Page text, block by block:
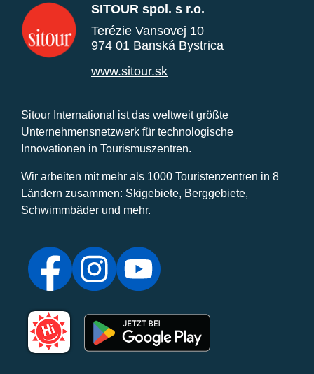
SITOUR spol. s r.o.
Terézie Vansovej 10
974 01 Banská Bystrica
www.sitour.sk
Sitour International ist das weltweit größte
Unternehmensnetzwerk für technologische
Innovationen in Tourismuszentren.
Wir arbeiten mit mehr als 1000 Touristenzentren in 8
Ländern zusammen: Skigebiete, Berggebiete,
Schwimmbäder und mehr.